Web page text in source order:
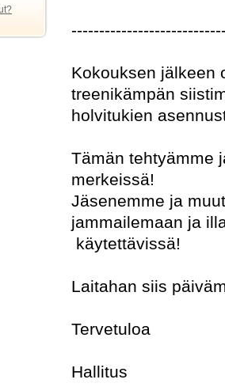
Kokouksen jälkeen
treenikämpän
holvitukien
Tämän tehtyämme
merkeissä!
Jäsenemme ja
jammailemaan ja
käytettävissä!
Laitahan siis
Tervetuloa
Hallitus